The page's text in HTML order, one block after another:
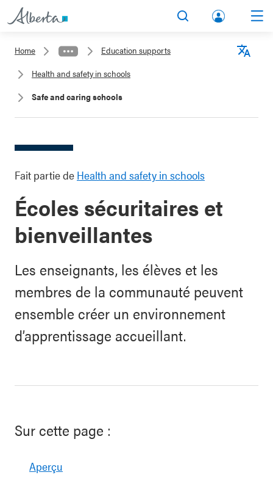
lbert
Home
Education supports
Health and safety in schools
Safe and caring schools
Fait partie de Health and safety in schools
Écoles sécuritaires et
bienveillantes
Les enseignants, les élèves et les
membres de la communauté peuvent
ensemble créer un environnement
d’apprentissage accueillant.
Sur cette page :
Aperçu